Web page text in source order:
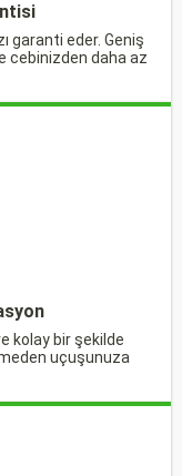
garanti eder. Geniş
cebinizden daha az
kolay bir şekilde
uçuşunuza